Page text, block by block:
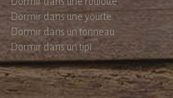
Dormir dans une yourte
Dormir dans un tonneau
Dormir dans un tipi